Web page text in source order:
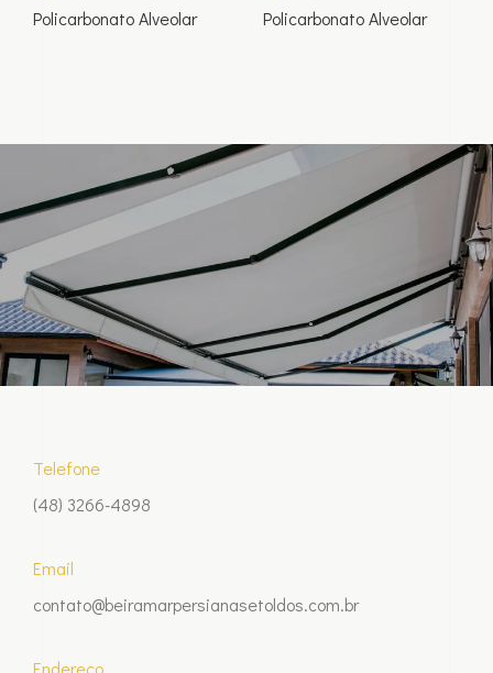
Telefone
(48) 3266-4898
Email
contato@beiramarpersianasetoldos.com.br
Endereço